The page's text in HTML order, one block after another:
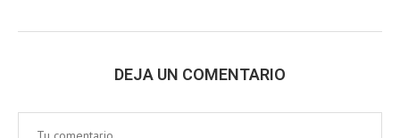
DEJA UN COMENTARIO